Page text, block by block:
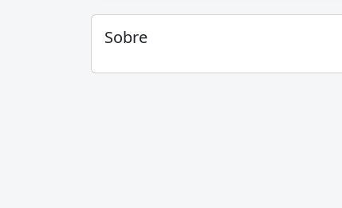
Sobre